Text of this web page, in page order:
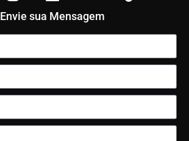
Envie sua Mensagem